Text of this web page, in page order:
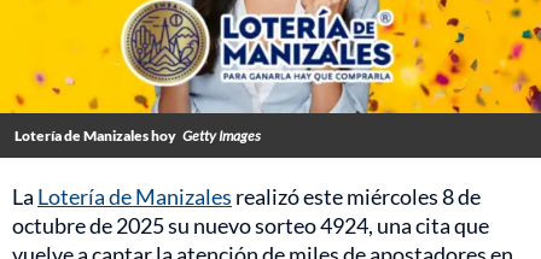
Lotería de Manizales hoy Getty Images
La Lotería de Manizales realizó este miércoles 8 de
octubre de 2025 su nuevo sorteo 4924, una cita que